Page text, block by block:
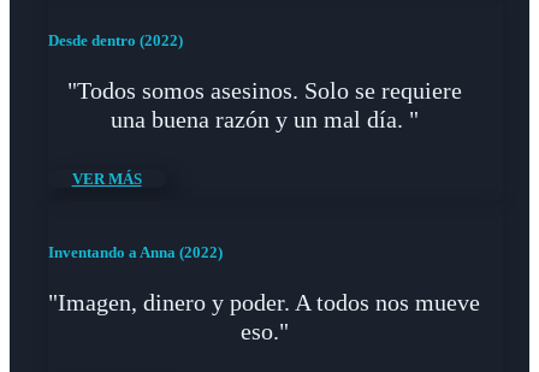
Desde dentro (2022)
"Todos somos asesinos. Solo se requiere
una buena razón y un mal día. "
VER MÁS
Inventando a Anna (2022)
"Imagen, dinero y poder. A todos nos mueve
eso."